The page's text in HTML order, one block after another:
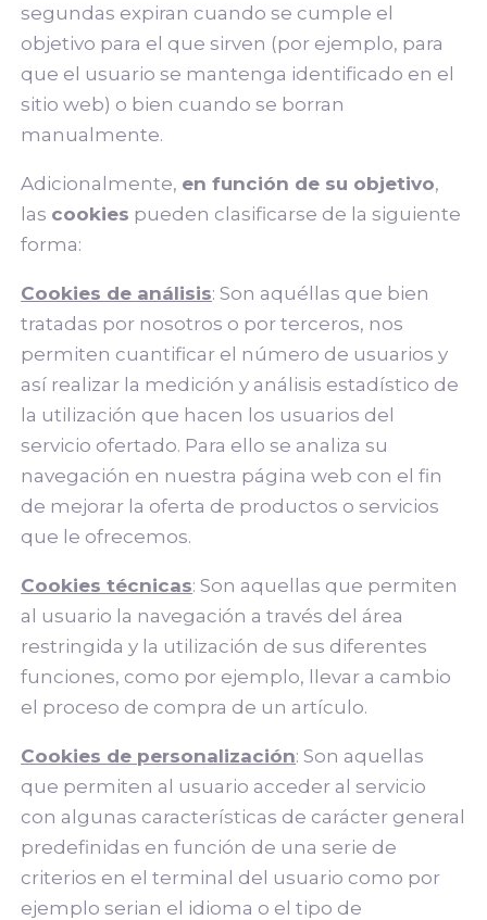
segundas expiran cuando se cumple el
objetivo para el que sirven (por ejemplo, para
que el usuario se mantenga identificado en el
sitio web) o bien cuando se borran
manualmente.
Adicionalmente, en función de su objetivo,
las cookies pueden clasificarse de la siguiente
forma:
Cookies de análisis: Son aquéllas que bien
tratadas por nosotros o por terceros, nos
permiten cuantificar el número de usuarios y
así realizar la medición y análisis estadístico de
la utilización que hacen los usuarios del
servicio ofertado. Para ello se analiza su
navegación en nuestra página web con el fin
de mejorar la oferta de productos o servicios
que le ofrecemos.
Cookies técnicas: Son aquellas que permiten
al usuario la navegación a través del área
restringida y la utilización de sus diferentes
funciones, como por ejemplo, llevar a cambio
el proceso de compra de un artículo.
Cookies de personalización: Son aquellas
que permiten al usuario acceder al servicio
con algunas características de carácter general
predefinidas en función de una serie de
criterios en el terminal del usuario como por
ejemplo serian el idioma o el tipo de